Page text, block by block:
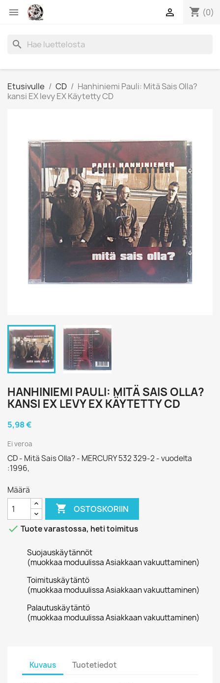
 shopping_cart (0)

search
Etusivulle CD
Hanhiniemi Pauli: Mitä Sais Olla?
kansi EX levy EX Käytetty CD
HANHINIEMI PAULI: MITÄ SAIS OLLA?
KANSI EX LEVY EX KÄYTETTY CD
5,98 €
Ei veroa
CD - Mitä Sais Olla? - MERCURY 532 329-2 - vuodelta
:1996,
Määrä
 OSTOSKORIIN
 Tuote varastossa, heti toimitus
Suojauskäytännöt
(muokkaa moduulissa Asiakkaan vakuuttaminen)
Toimituskäytäntö
(muokkaa moduulissa Asiakkaan vakuuttaminen)
Palautuskäytäntö
(muokkaa moduulissa Asiakkaan vakuuttaminen)
Kuvaus Tuotetiedot